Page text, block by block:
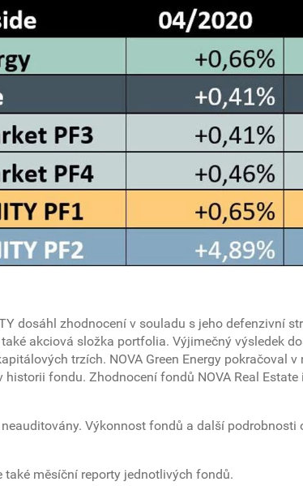
dosáhl zhodnocení v souladu s jeho defenzivní
akciová složka portfolia. Výjimečný výsledek
trzích. NOVA Green Energy pokračoval
fondu. Zhodnocení fondů NOVA Real
Výkonnost fondů a další
měsíční reporty jednotlivých fondů.